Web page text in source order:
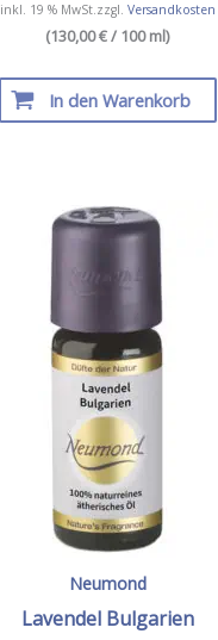
inkl. 19 % MwSt.zzgl. Versandkosten
(130,00 € / 100 ml)
In den Warenkorb
Neumond
Lavendel Bulgarien